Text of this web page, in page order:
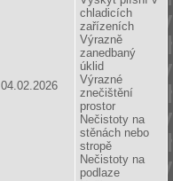
04.02.2026
chladicích
zařízeních
Výrazně
zanedbaný
úklid
Výrazné
znečištění
prostor
Nečistoty na
stěnách nebo
stropě
Nečistoty na
podlaze